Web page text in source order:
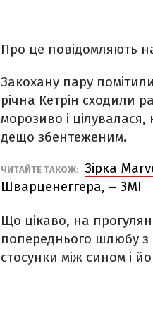
Про це повідомляють
Закохану пару
річна Кетрін сходили
морозиво і
дещо збентеженим.
ЧИТАЙТЕ ТАКОЖ: Зірка
Шварценеггера, – ЗМІ
Що цікаво, на
попереднього шлюбу з
стосунки між сином і